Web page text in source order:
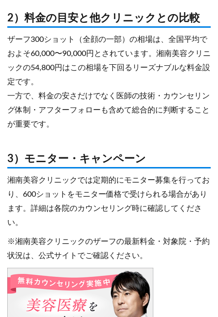
2）料金の目安と他クリニックとの比較
ザーフ300ショット（全顔の一部）の相場は、全国平均で
およそ60,000〜90,000円とされています。湘南美容クリニ
ックの54,800円はこの相場を下回るリーズナブルな料金設
定です。
一方で、料金の安さだけでなく医師の技術・カウンセリン
グ体制・アフターフォローも含めて総合的に判断すること
が重要です。
3）モニター・キャンペーン
湘南美容クリニックでは定期的にモニター募集を行ってお
り、600ショットをモニター価格で受けられる場合があり
ます。詳細は各院のカウンセリング時に確認してくださ
い。
※湘南美容クリニックのザーフの最新料金・対象院・予約
状況は、公式サイトでご確認ください。